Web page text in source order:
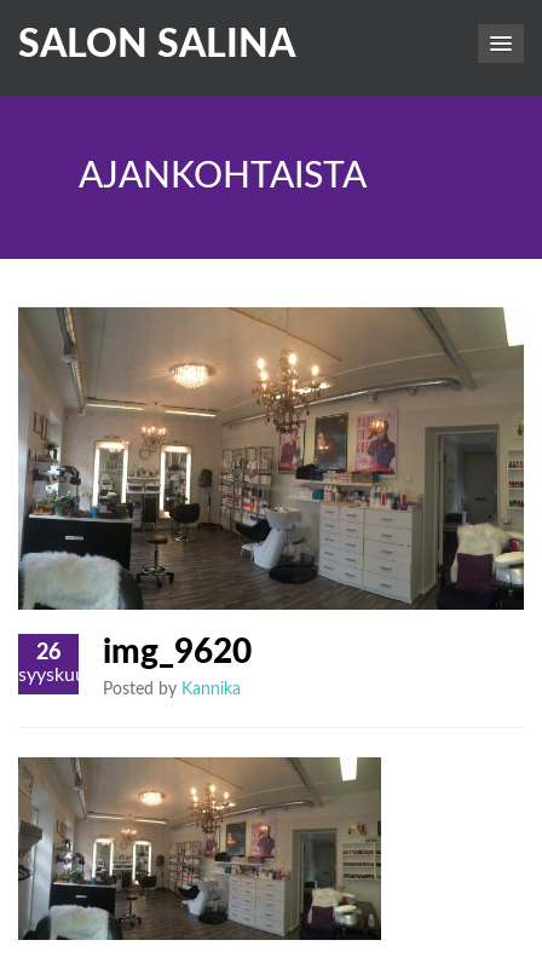
SALON SALINA
AJANKOHTAISTA
26
syyskuu
img_9620
Posted by Kannika